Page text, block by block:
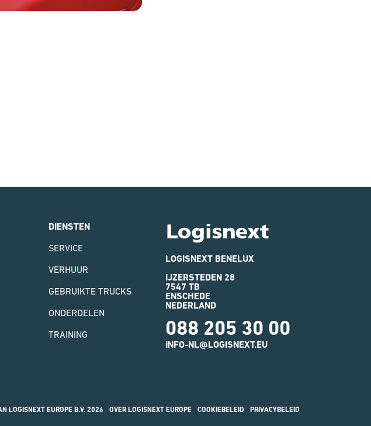
DIENSTEN
SERVICE
VERHUUR
GEBRUIKTE TRUCKS
ONDERDELEN
TRAINING
LOGISNEXT BENELUX
IJZERSTEDEN 28
7547 TB
ENSCHEDE
NEDERLAND
088 205 30 00
INFO-NL@LOGISNEXT.EU
LOGISNEXT EUROPE B.V. 2026 OVER LOGISNEXT EUROPE COOKIEBELEID
PRIVACYBELEID